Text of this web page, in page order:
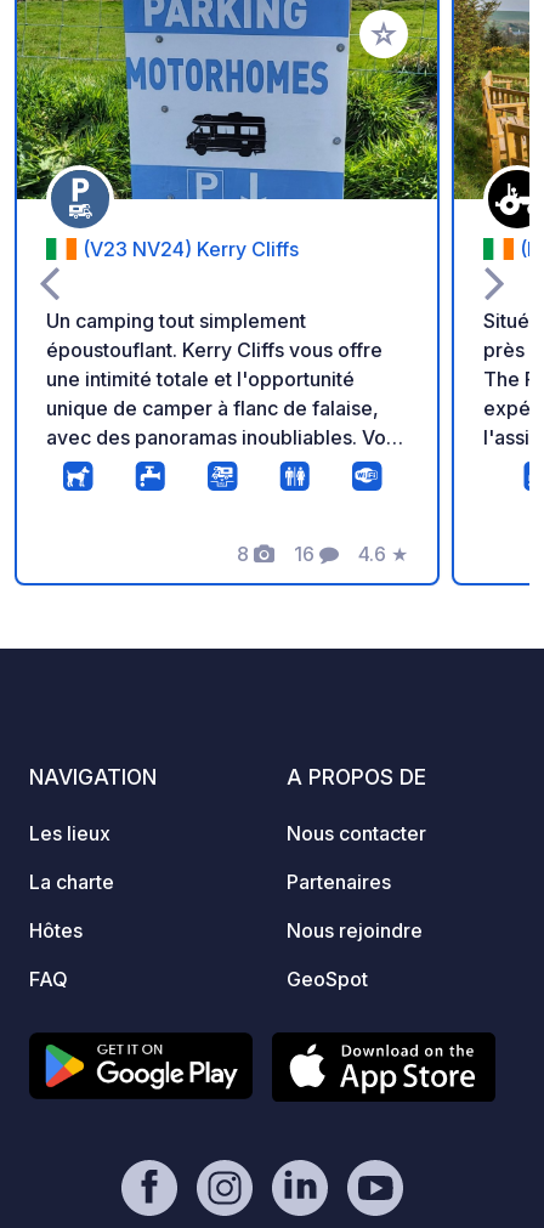
Ajouter à vos
(V23 NV24) Kerry Cliffs
Un camping tout simplement
époustouflant. Kerry Cliffs vous offre
une intimité totale et l'opportunité
unique de camper à flanc de falaise,
avec des panoramas inoubliables. Vous
y trouverez des toilettes, des points
d'eau et un café où vous pourrez
pour les campeurs. Horaires
8
Photos
16
Commentaires
4.6
Note
★
Situé
près
The
votre
NAVIGATION
Les lieux
La charte
Hôtes
FAQ
A PROPOS DE
Nous contacter
Partenaires
Nous rejoindre
GeoSpot